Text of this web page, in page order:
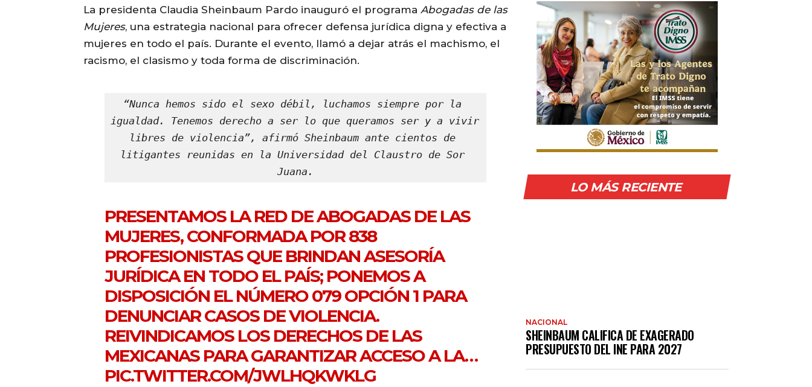
La presidenta Claudia Sheinbaum Pardo inauguró el programa Abogadas de las
Mujeres, una estrategia nacional para ofrecer defensa jurídica digna y efectiva a
mujeres en todo el país. Durante el evento, llamó a dejar atrás el machismo, el
racismo, el clasismo y toda forma de discriminación.
“Nunca hemos sido el sexo débil, luchamos siempre por la
igualdad. Tenemos derecho a ser lo que queramos ser y a vivir
libres de violencia”, afirmó Sheinbaum ante cientos de
litigantes reunidas en la Universidad del Claustro de Sor
Juana.
PRESENTAMOS LA RED DE ABOGADAS DE LAS
MUJERES, CONFORMADA POR 838
PROFESIONISTAS QUE BRINDAN ASESORÍA
JURÍDICA EN TODO EL PAÍS; PONEMOS A
DISPOSICIÓN EL NÚMERO 079 OPCIÓN 1 PARA
DENUNCIAR CASOS DE VIOLENCIA.
REIVINDICAMOS LOS DERECHOS DE LAS
MEXICANAS PARA GARANTIZAR ACCESO A LA…
PIC.TWITTER.COM/JWLHQKWKLG
LO MÁS RECIENTE
NACIONAL
SHEINBAUM CALIFICA DE EXAGERADO
PRESUPUESTO DEL INE PARA 2027